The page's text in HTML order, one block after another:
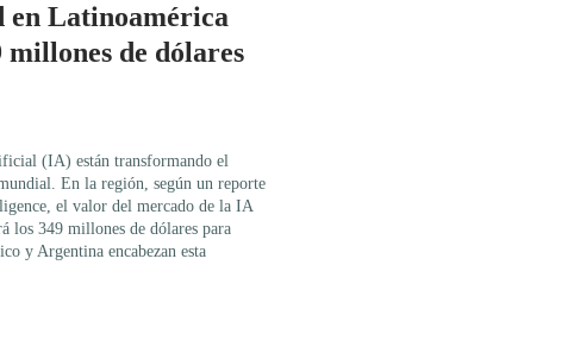
en Latinoamérica
millones de dólares
(IA) están transformando el
En la región, según un reporte
el valor del mercado de la IA
los 349 millones de dólares para
y Argentina encabezan esta